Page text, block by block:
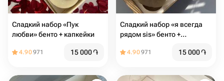
Сладкий набор «Пук
любви» бенто + капкейки
4.90971 15 000֏
Сладкий набор «я всегда
рядом sis» бенто +
4.90971 15 000֏